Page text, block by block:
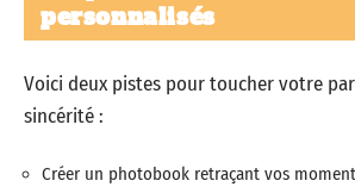
personnalisés
Voici deux pistes pour toucher votre
sincérité :
Créer un photobook retraçant vos